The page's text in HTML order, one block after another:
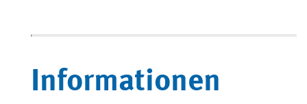
Informationen